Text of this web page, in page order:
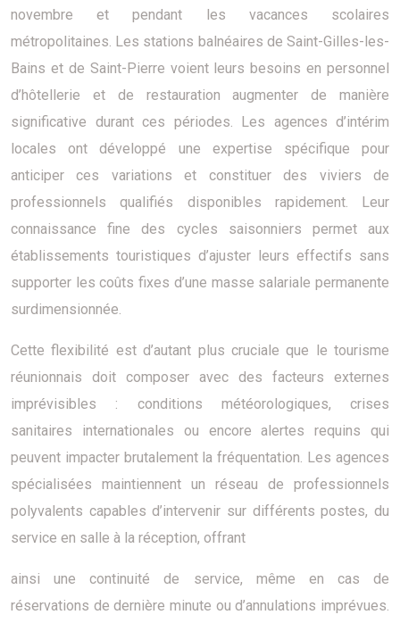
novembre et pendant les vacances scolaires
métropolitaines. Les stations balnéaires de Saint-Gilles-les-
Bains et de Saint-Pierre voient leurs besoins en personnel
d’hôtellerie et de restauration augmenter de manière
significative durant ces périodes. Les agences d’intérim
locales ont développé une expertise spécifique pour
anticiper ces variations et constituer des viviers de
professionnels qualifiés disponibles rapidement. Leur
connaissance fine des cycles saisonniers permet aux
établissements touristiques d’ajuster leurs effectifs sans
supporter les coûts fixes d’une masse salariale permanente
surdimensionnée.
Cette flexibilité est d’autant plus cruciale que le tourisme
réunionnais doit composer avec des facteurs externes
imprévisibles : conditions météorologiques, crises
sanitaires internationales ou encore alertes requins qui
peuvent impacter brutalement la fréquentation. Les agences
spécialisées maintiennent un réseau de professionnels
polyvalents capables d’intervenir sur différents postes, du
service en salle à la réception, offrant
ainsi une continuité de service, même en cas de
réservations de dernière minute ou d’annulations imprévues.